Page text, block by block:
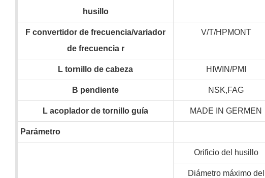
husillo
F convertidor de frecuencia/variador
de frecuencia r
V/T/HPMONT
L tornillo de cabeza HIWIN/PMI
B pendiente NSK,FAG
L acoplador de tornillo guía MADE IN GERMEN
Parámetro
Orificio del husillo
Diámetro máximo del